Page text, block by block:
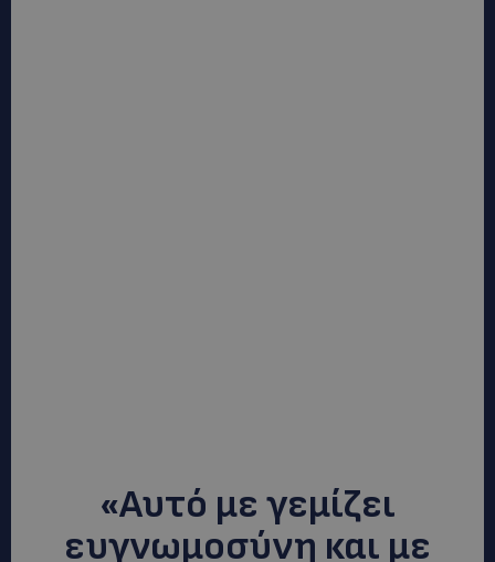
«Αυτό με γεμίζει
ευγνωμοσύνη και με